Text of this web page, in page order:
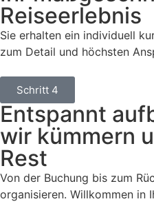
Reiseerlebnis
Sie erhalten ein individuell
zum Detail und höchsten
Schritt 4
Entspannt
wir kümmern
Rest
Von der Buchung bis zum
organisieren. Willkommen in